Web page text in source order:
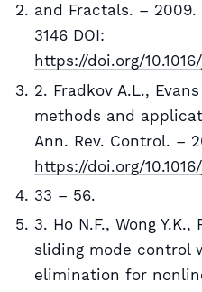
and Fractals. – 2009.
3146 DOI:
https://doi.org/
2. Fradkov A.L.,
methods and
Ann. Rev. Control. –
https://doi.org/
33 – 56.
3. Ho N.F., Wong
sliding mode control
elimination for